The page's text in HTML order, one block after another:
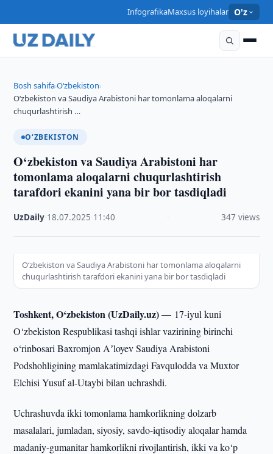
InfografikaMaxsus loyihalar O'z
Bosh sahifa›O‘zbekiston›
O‘zbekiston va Saudiya Arabistoni har tomonlama aloqalarni
chuqurlashtirish …
O‘ZBEKISTON
O‘zbekiston va Saudiya Arabistoni har
tomonlama aloqalarni chuqurlashtirish
tarafdori ekanini yana bir bor tasdiqladi
UzDaily 18.07.2025 11:40 347 views
O‘zbekiston va Saudiya Arabistoni har tomonlama aloqalarni
chuqurlashtirish tarafdori ekanini yana bir bor tasdiqladi
Toshkent, O‘zbekiston (UzDaily.uz) — 17-iyul kuni
O‘zbekiston Respublikasi tashqi ishlar vazirining birinchi
o‘rinbosari Baxromjon Aʼloyev Saudiya Arabistoni
Podshohligining mamlakatimizdagi Favqulodda va Muxtor
Elchisi Yusuf al-Utaybi bilan uchrashdi.
Uchrashuvda ikki tomonlama hamkorlikning dolzarb
masalalari, jumladan, siyosiy, savdo-iqtisodiy aloqalar hamda
madaniy-gumanitar hamkorlikni rivojlantirish, ikki va ko‘p